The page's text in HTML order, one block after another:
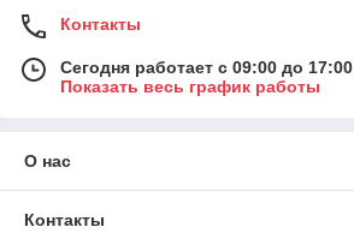
Контакты
Сегодня работает с 09:00 до 17:00
Показать весь график работы
О нас
Контакты